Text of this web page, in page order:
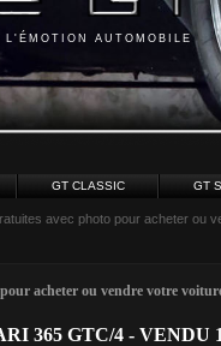
L'ÉMOTION AUTOMOBILE
GT CLASSIC GT
avec photo pour acheter ou
acheter ou vendre votre
365 GTC/4 - VENDU